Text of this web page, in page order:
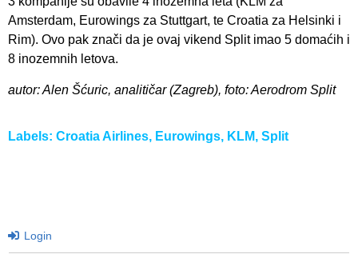
Amsterdam, Eurowings za Stuttgart, te Croatia za Helsinki i
Rim). Ovo pak znači da je ovaj vikend Split imao 5 domaćih i
8 inozemnih letova.
autor: Alen Šćuric, analitičar (Zagreb), foto: Aerodrom Split
Labels: Croatia Airlines, Eurowings, KLM, Split
Login